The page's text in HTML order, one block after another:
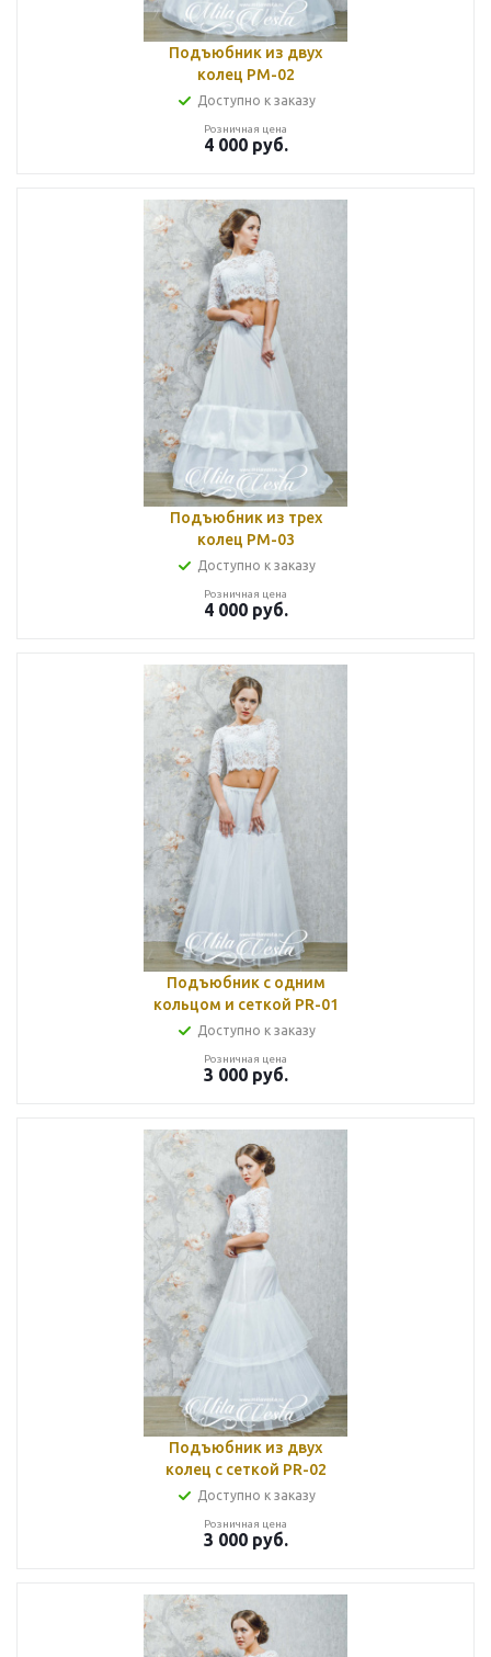
Подъюбник из двух
колец РМ-02
Доступно к заказу
Розничная цена
4 000руб.
Подъюбник из трех
колец РМ-03
Доступно к заказу
Розничная цена
4 000руб.
Подъюбник с одним
кольцом и сеткой PR-01
Доступно к заказу
Розничная цена
3 000руб.
Подъюбник из двух
колец с сеткой PR-02
Доступно к заказу
Розничная цена
3 000руб.